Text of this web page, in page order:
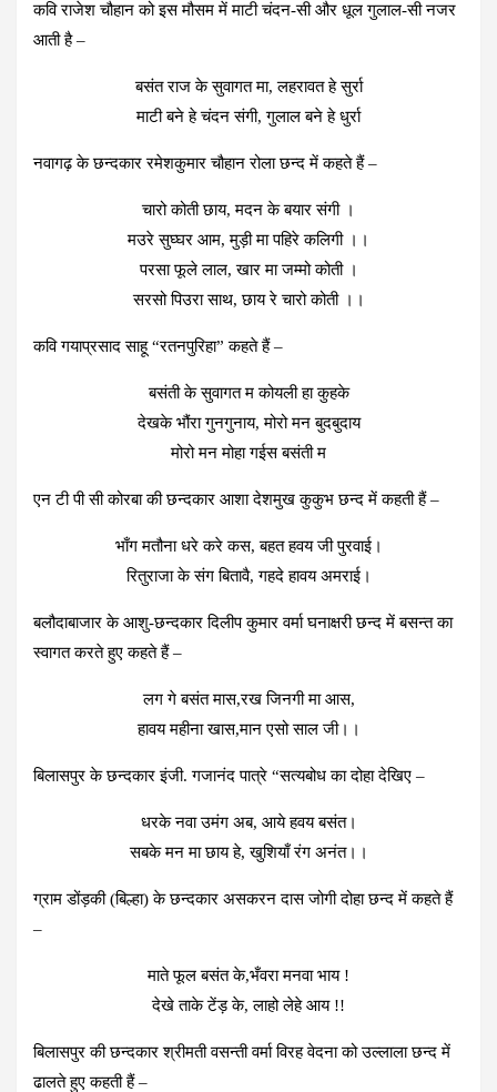
कवि राजेश चौहान को इस मौसम में माटी चंदन-सी और धूल गुलाल-सी नजर
आती है –
बसंत राज के सुवागत मा, लहरावत हे सुर्रा
माटी बने हे चंदन संगी, गुलाल बने हे धुर्रा
नवागढ़ के छन्दकार रमेशकुमार चौहान रोला छन्द में कहते हैं –
चारो कोती छाय, मदन के बयार संगी ।
मउरे सुघ्घर आम, मुड़ी मा पहिरे कलिगी ।।
परसा फूले लाल, खार मा जम्मो कोती ।
सरसो पिउरा साथ, छाय रे चारो कोती ।।
कवि गयाप्रसाद साहू “रतनपुरिहा” कहते हैं –
बसंती के सुवागत म कोयली हा कुहके
देखके भौंरा गुनगुनाय, मोरो मन बुदबुदाय
मोरो मन मोहा गईस बसंती म
एन टी पी सी कोरबा की छन्दकार आशा देशमुख कुकुभ छन्द में कहती हैं –
भाँग मतौना धरे करे कस, बहत हवय जी पुरवाई।
रितुराजा के संग बितावै, गहदे हावय अमराई।
बलौदाबाजार के आशु-छन्दकार दिलीप कुमार वर्मा घनाक्षरी छन्द में बसन्त का
स्वागत करते हुए कहते हैं –
लग गे बसंत मास,रख जिनगी मा आस,
हावय महीना खास,मान एसो साल जी।।
बिलासपुर के छन्दकार इंजी. गजानंद पात्रे “सत्यबोध का दोहा देखिए –
धरके नवा उमंग अब, आये हवय बसंत।
सबके मन मा छाय हे, खुशियाँ रंग अनंत।।
ग्राम डोंड़की (बिल्हा) के छन्दकार असकरन दास जोगी दोहा छन्द में कहते हैं
–
माते फूल बसंत के,भँवरा मनवा भाय !
देखे ताके टेंड़ के, लाहो लेहे आय !!
बिलासपुर की छन्दकार श्रीमती वसन्ती वर्मा विरह वेदना को उल्लाला छन्द में
ढालते हुए कहती हैं –